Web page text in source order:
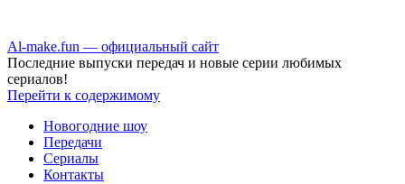
Аl-make.fun — официальный сайт
Последние выпуски передач и новые серии любимых
сериалов!
Перейти к содержимому
Новогодние шоу
Передачи
Сериалы
Контакты